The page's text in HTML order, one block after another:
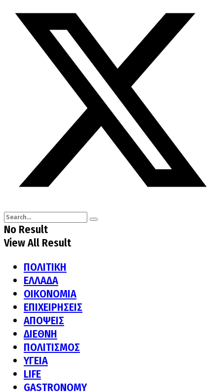
No Result
View All Result
ΠΟΛΙΤΙΚΗ
ΕΛΛΑΔΑ
ΟΙΚΟΝΟΜΙΑ
ΕΠΙΧΕΙΡΗΣΕΙΣ
ΑΠΟΨΕΙΣ
ΔΙΕΘΝΗ
ΠΟΛΙΤΙΣΜΟΣ
ΥΓΕΙΑ
LIFE
GASTRONOMY